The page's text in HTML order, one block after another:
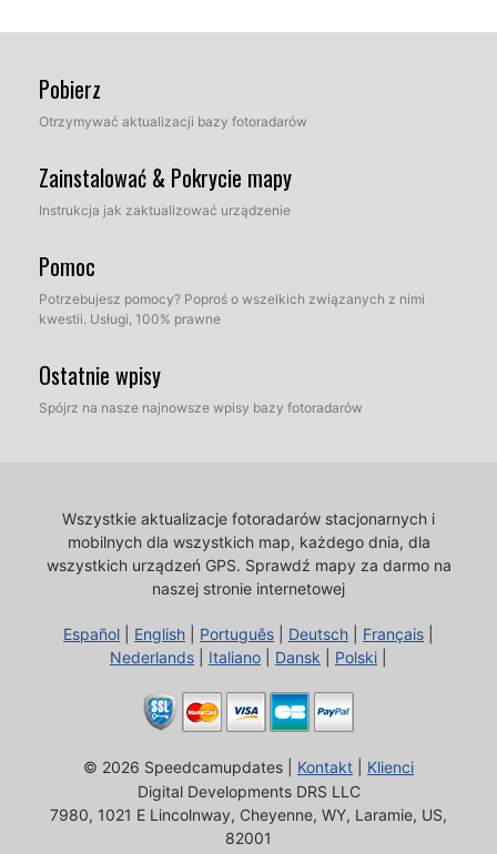
Pobierz
Otrzymywać aktualizacji bazy fotoradarów
Zainstalować & Pokrycie mapy
Instrukcja jak zaktualizować urządzenie
Pomoc
Potrzebujesz pomocy? Poproś o wszelkich związanych z nimi
kwestii. Usługi, 100% prawne
Ostatnie wpisy
Spójrz na nasze najnowsze wpisy bazy fotoradarów
Wszystkie aktualizacje fotoradarów stacjonarnych i
mobilnych dla wszystkich map, każdego dnia, dla
wszystkich urządzeń GPS. Sprawdź mapy za darmo na
naszej stronie internetowej
Español English Português Deutsch Français
Nederlands
Italiano Dansk Polski
© 2026 Speedcamupdates | Kontakt
Klienci
Digital Developments DRS LLC
7980, 1021 E Lincolnway, Cheyenne, WY, Laramie, US,
82001